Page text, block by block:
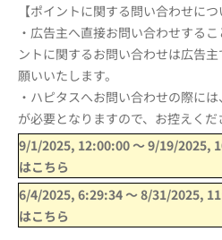
【ポイントに関する問い合わせにつ
・広告主へ直接お問い合わせする
ントに関するお問い合わせは広告
願いいたします。
・ハピタスへお問い合わせの際に
が必要となりますので、お控えくだ
9/1/2025, 12:00:00〜9/19/2025,
はこちら
6/4/2025, 6:29:34〜8/31/2025,
はこちら